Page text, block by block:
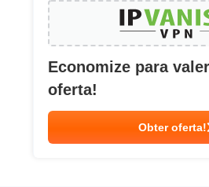
Economize para
oferta!
Obter oferta!